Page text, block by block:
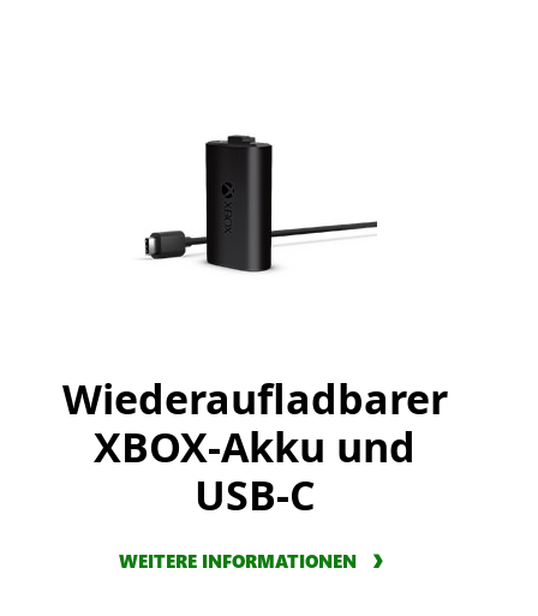
Wiederaufladbarer
XBOX-Akku und
USB-C
WEITERE INFORMATIONEN